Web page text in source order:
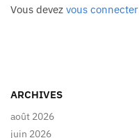
Vous devez vous connecter
ARCHIVES
août 2026
juin 2026